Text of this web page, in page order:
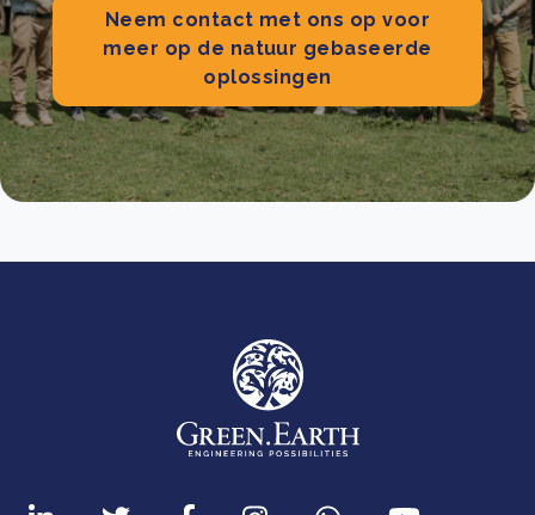
Neem contact met ons op voor
meer op de natuur gebaseerde
oplossingen